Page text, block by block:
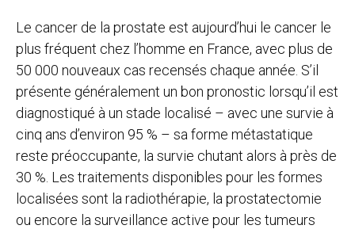
Le cancer de la prostate est aujourd’hui le cancer le
plus fréquent chez l’homme en France, avec plus de
50 000 nouveaux cas recensés chaque année. S’il
présente généralement un bon pronostic lorsqu’il est
diagnostiqué à un stade localisé – avec une survie à
cinq ans d’environ 95 % – sa forme métastatique
reste préoccupante, la survie chutant alors à près de
30 %. Les traitements disponibles pour les formes
localisées sont la radiothérapie, la prostatectomie
ou encore la surveillance active pour les tumeurs